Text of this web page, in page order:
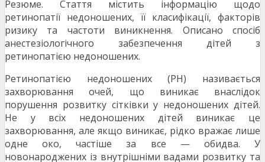
Резюме. Стаття містить інформацію щодо
ретинопатії недоношених, її класифікації, факторів
ризику та частоти виникнення. Описано спосіб
анестезіологічного забезпечення дітей з
ретинопатією недоношених.
Ретинопатією недоношених (РН) називається
захворювання очей, що виникає внаслідок
порушення розвитку сітківки у недоношених дітей.
Не у всіх недоношених дітей виникає це
захворювання, але якщо виникає, рідко вражає лише
одне око, частіше за все — обидва. У
новонароджених із внутрішніми вадами розвитку та